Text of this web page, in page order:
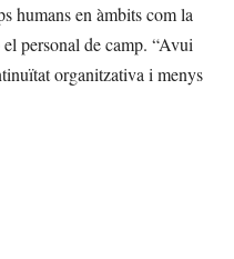
humans en àmbits com la
personal de camp. “Avui
organitzativa i menys